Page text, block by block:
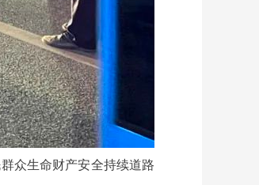
众生命财产安全持续道路